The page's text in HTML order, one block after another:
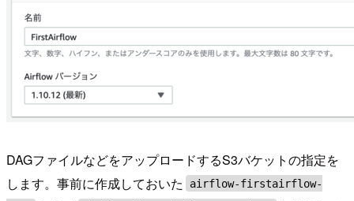
DAGファイルなどをアップロードするS3バケットの指定を
します。事前に作成しておいた
airflow-firstairflow-